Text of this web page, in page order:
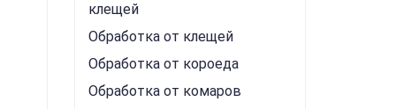
клещей
Обработка от клещей
Обработка от короеда
Обработка от комаров